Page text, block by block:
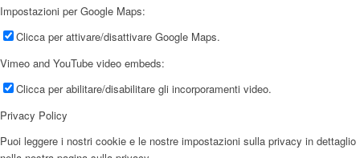
Impostazioni per Google Maps:
Clicca per attivare/disattivare Google Maps.
Vimeo and YouTube video embeds:
Clicca per abilitare/disabilitare gli incorporamenti video.
Privacy Policy
Puoi leggere i nostri cookie e le nostre impostazioni sulla privacy in dettaglio